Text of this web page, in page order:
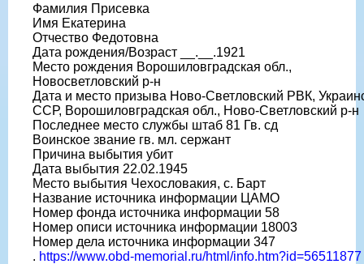
Фамилия Присевка
Имя Екатерина
Отчество Федотовна
Дата рождения/Возраст __.__.1921
Место рождения Ворошиловградская обл.,
Новосветловский р-н
Дата и место призыва Ново-Светловский РВК,
ССР, Ворошиловградская обл., Ново-Светловский р-н
Последнее место службы штаб 81 Гв. сд
Воинское звание гв. мл. сержант
Причина выбытия убит
Дата выбытия 22.02.1945
Место выбытия Чехословакия, с. Барт
Название источника информации ЦАМО
Номер фонда источника информации 58
Номер описи источника информации 18003
Номер дела источника информации 347
. https://www.obd-memorial.ru/html/info.htm?id=56511877